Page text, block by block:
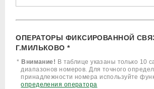
ОПЕРАТОРЫ ФИКСИРОВАННОЙ
Г.МИЛЬКОВО *
* Внимание! В таблице указаны только 10
диапазонов номеров. Для точного
принадлежности номера используйте
определения оператора